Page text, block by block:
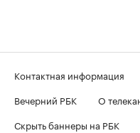
Контактная информация
Вечерний РБК
О
Скрыть баннеры на РБК